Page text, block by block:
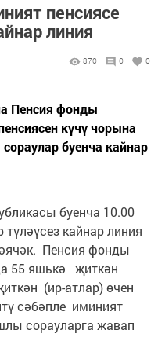
пенсиясе
линия
870 0 0
Пенсия фонды
күчү чорына
буенча кайнар
буенча 10.00
түләүсез кайнар линия
Пенсия фонды
55 яшькә җиткән
(ир-атлар) өчен
сәбәпле иминият
сорауларга жавап